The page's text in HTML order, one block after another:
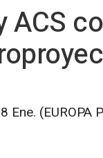
ACS
Ene. (EUROPA